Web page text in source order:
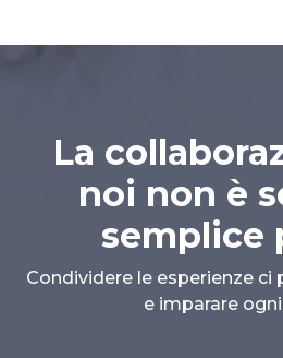
La
noi non è
semplice
Condividere le esperienze
e imparare